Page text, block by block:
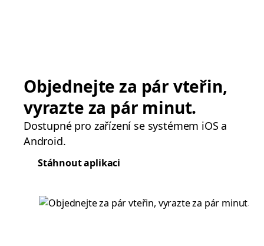
Objednejte za pár vteřin,
vyrazte za pár minut.
Dostupné pro zařízení se systémem iOS a
Android.
Stáhnout aplikaci